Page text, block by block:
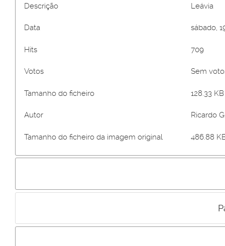
Descrição Leávia
Data sábado,
Hits 709
Votos Sem
Tamanho do ficheiro 128.33
Autor Ricardo
Tamanho do ficheiro da imagem original 486.88
Incluir imagem :